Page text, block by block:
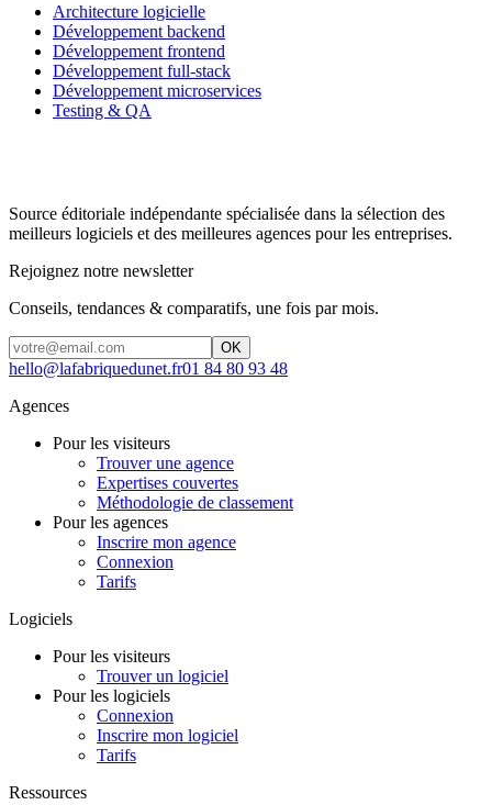
Architecture logicielle
Développement backend
Développement frontend
Développement full-stack
Développement microservices
Testing & QA
Source éditoriale indépendante spécialisée dans la sélection des
meilleurs logiciels et des meilleures agences pour les entreprises.
Rejoignez notre newsletter
Conseils, tendances & comparatifs, une fois par mois.
OK
hello@lafabriquedunet.fr01 84 80 93 48
Agences
Pour les visiteurs
Trouver une agence
Expertises couvertes
Méthodologie de classement
Pour les agences
Inscrire mon agence
Connexion
Tarifs
Logiciels
Pour les visiteurs
Trouver un logiciel
Pour les logiciels
Connexion
Inscrire mon logiciel
Tarifs
Ressources